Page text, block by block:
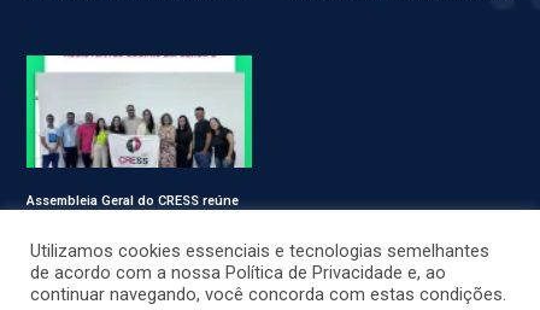
Assembleia Geral do CRESS reúne
Utilizamos cookies essenciais e tecnologias semelhantes
de acordo com a nossa Política de Privacidade e, ao
continuar navegando, você concorda com estas condições.